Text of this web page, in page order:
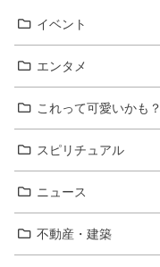
イベント
エンタメ
これって可愛いかも？
スピリチュアル
ニュース
不動産・建築